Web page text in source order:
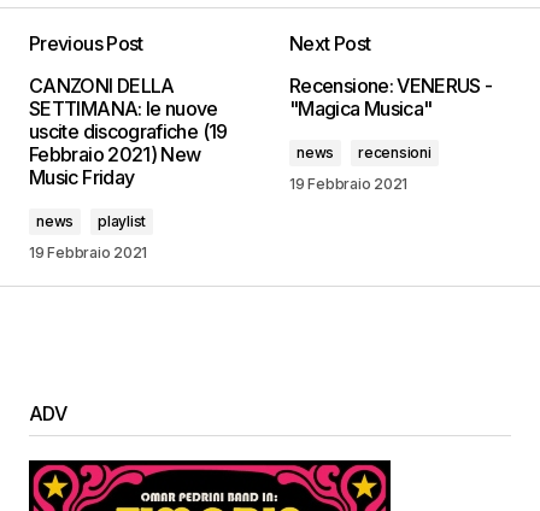
Previous Post
CANZONI DELLA
SETTIMANA: le nuove
uscite discografiche (19
Febbraio 2021) New
Music Friday
news
playlist
19 Febbraio 2021
Next Post
Recensione: VENERUS -
"Magica Musica"
news
recensioni
19 Febbraio 2021
ADV